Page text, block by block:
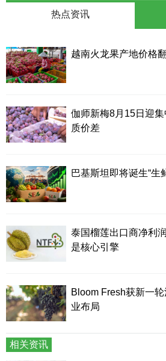
热点资讯
越南火龙果产地价格
伽师新梅8月15日迎
质价差
巴基斯坦即将诞生“生
泰国榴莲出口商净利
是核心引擎
Bloom Fresh获新一
业布局
相关资讯